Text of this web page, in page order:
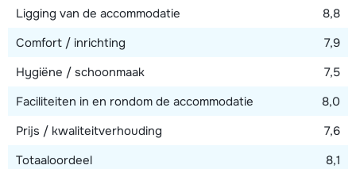
25 meter
Bekijk kaart
Ligging van de accommodatie
8,8
Comfort / inrichting
7,9
Hygiëne / schoonmaak
7,5
Faciliteiten in en rondom de accommodatie
8,0
Prijs / kwaliteitverhouding
7,6
Totaaloordeel
8,1